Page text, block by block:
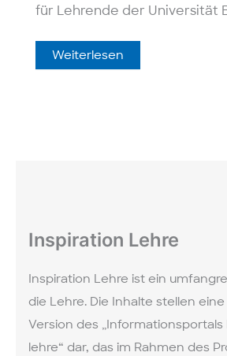
für Lehrende der Universität
Hochschul­
Weiterlesen
Inspiration Lehre
Inspiration Lehre ist ein
die Lehre. Die Inhalte stellen
Version des
lehre“ dar, das im Rahmen des